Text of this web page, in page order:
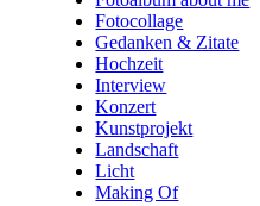
Fotocollage
Gedanken & Zitate
Hochzeit
Interview
Konzert
Kunstprojekt
Landschaft
Licht
Making Of